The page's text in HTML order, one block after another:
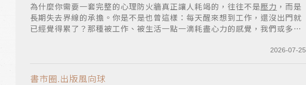
為什麼你需要一套完整的心理防火牆真正讓人耗竭的，往往不是壓力 ，而是
長期失去界線的承擔。你是不是也曾這樣：每天醒來想到工作，還沒出門就
已經覺得累了？那種被工作、被生活一點一滴耗盡心力的感覺，我們或多
2026-07-25
書市圈.出版風向球